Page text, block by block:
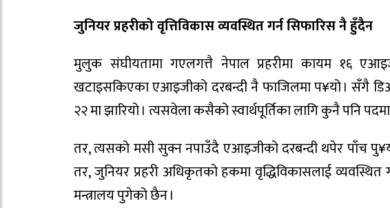
जुनियर प्रहरीको वृत्तिविकास व्यवस्थित गर्न सिफारिस नै हुँदैन
मुलुक संघीयतामा गएलगत्तै नेपाल प्रहरीमा कायम १६
खटाइसकिएका एआइजीको दरबन्दी नै फाजिलमा प¥यो । सँगै
२२ मा झारियो । त्यसवेला कसैको स्वार्थपूर्तिका लागि कुनै पनि
तर, त्यसको मसी सुक्न नपाउँदै एआइजीको दरबन्दी थपेर पाँच
तर, जुनियर प्रहरी अधिकृतको हकमा वृद्धिविकासलाई व्यवस्थित
मन्त्रालय पुगेको छैन ।